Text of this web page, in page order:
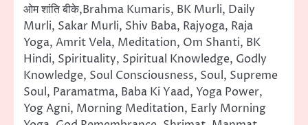
ओम शांति बीके,Brahma Kumaris, BK Murli, Daily
Murli, Sakar Murli, Shiv Baba, Rajyoga, Raja
Yoga, Amrit Vela, Meditation, Om Shanti, BK
Hindi, Spirituality, Spiritual Knowledge, Godly
Knowledge, Soul Consciousness, Soul, Supreme
Soul, Paramatma, Baba Ki Yaad, Yoga Power,
Yog Agni, Morning Meditation, Early Morning